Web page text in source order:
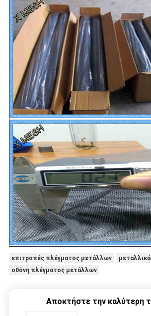
επιτροπές πλέγματος μετάλλων
οθόνη πλέγματος μετάλλων
Αποκτήστε την καλύτερη